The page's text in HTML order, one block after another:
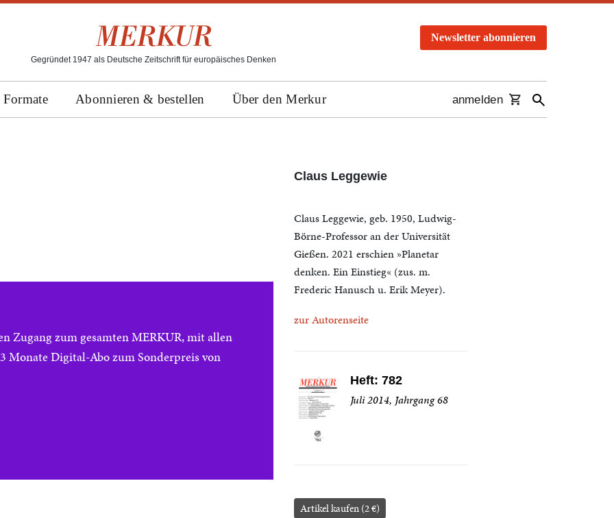
Gegründet 1947 als Deutsche Zeitschrift für europäisches Denken
Newsletter abonnieren
Formate Abonnieren & bestellen Über den Merkur anmelden
Zugang zum gesamten MERKUR, mit allen
Monate Digital-Abo zum Sonderpreis von
Claus Leggewie
Claus Leggewie, geb. 1950, Ludwig-
Börne-Professor an der Universität
Gießen. 2021 erschien »Planetar
denken. Ein Einstieg« (zus. m.
Frederic Hanusch u. Erik Meyer).
zur Autorenseite
Heft: 782
Juli 2014, Jahrgang 68
Artikel kaufen (2 €)